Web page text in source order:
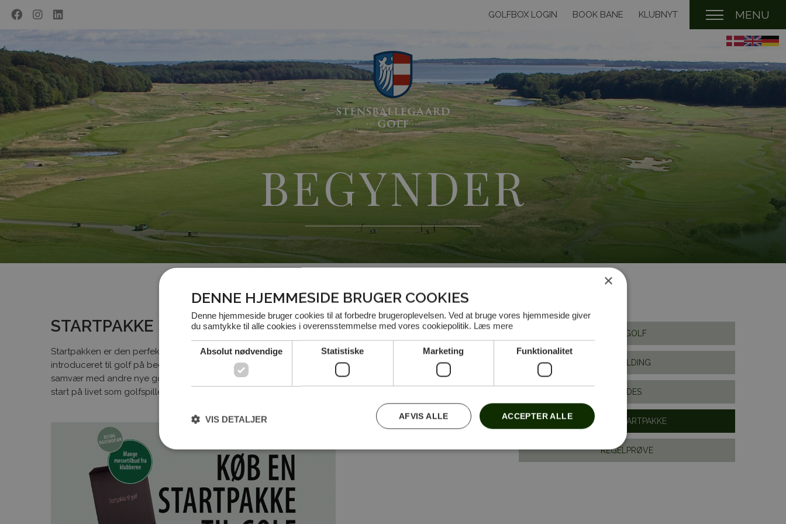
MENU
GOLFBOX LOGIN BOOK BANE KLUBNYT
BEGYNDER
STARTPAKKE
Startpakken er den perfekte gave til én du holder af. Med en startpakke i hånden, bliver du
introduceret til golf på bedste vis med professionel undervisning, lån af udstyr og socialt
samvær med andre nye golfspillere. Vi vil gøre vores allerbedste for at give dig den bedste
start på livet som golfspiller!
NY I GOLF
TILMELDING
GUIDES
GIV EN STARTPAKKE
REGELPRØVE
×
DENNE HJEMMESIDE BRUGER COOKIES
Denne hjemmeside bruger cookies til at forbedre brugeroplevelsen. Ved at bruge vores hjemmeside giver
du samtykke til alle cookies i overensstemmelse med vores cookiepolitik. Læs mere
Absolut nødvendige Statistiske Marketing Funktionalitet
ACCEPTER ALLE
AFVIS ALLE
VIS DETALJER